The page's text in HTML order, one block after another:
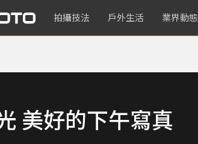
拍攝技法 戶外生活 業界動態
美好的下午寫真